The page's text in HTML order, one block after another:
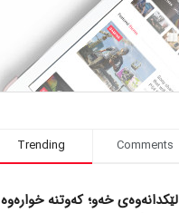
Trending Comments
لێکدانەوەی خەو؛ کەوتنە خوارەوە